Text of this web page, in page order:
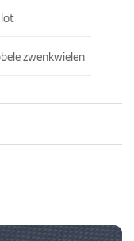
zwenkwielen